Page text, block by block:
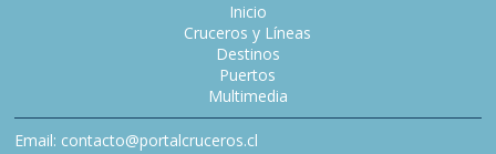
Inicio
Cruceros y Líneas
Destinos
Puertos
Multimedia
Email: contacto@portalcruceros.cl